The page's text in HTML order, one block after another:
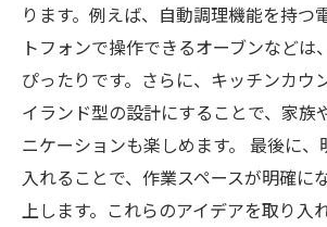
ります。例えば、自動調理機能を持つ
トフォンで操作できるオーブンなどは
ぴったりです。さらに、キッチンカウ
イランド型の設計にすることで、家族
ニケーションも楽しめます。 最後に、
入れることで、作業スペースが明確に
上します。これらのアイデアを取り入